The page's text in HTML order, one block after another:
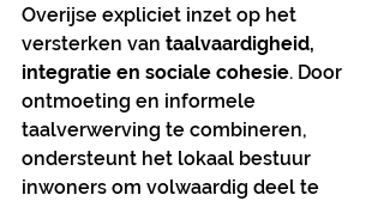
Overijse expliciet inzet op het
versterken van taalvaardigheid,
integratie en sociale cohesie. Door
ontmoeting en informele
taalverwerving te combineren,
ondersteunt het lokaal bestuur
inwoners om volwaardig deel te